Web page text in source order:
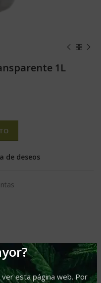
esta página web. Por
1L
de deseos